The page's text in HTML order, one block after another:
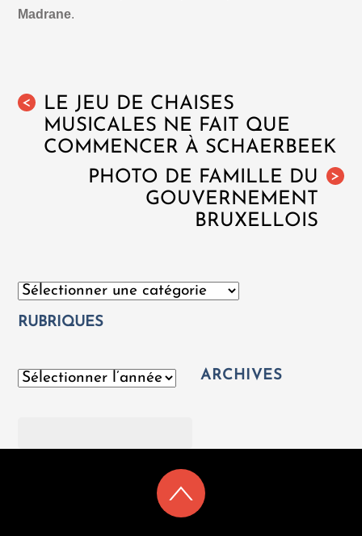
Madrane.
<
LE JEU DE CHAISES
MUSICALES NE FAIT QUE
COMMENCER À SCHAERBEEK
>
PHOTO DE FAMILLE DU
GOUVERNEMENT
BRUXELLOIS
Catégories
RUBRIQUES
Archives ARCHIVES